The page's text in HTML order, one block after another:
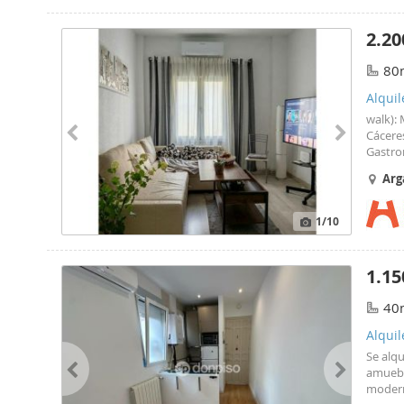
1/10
walk):
Se